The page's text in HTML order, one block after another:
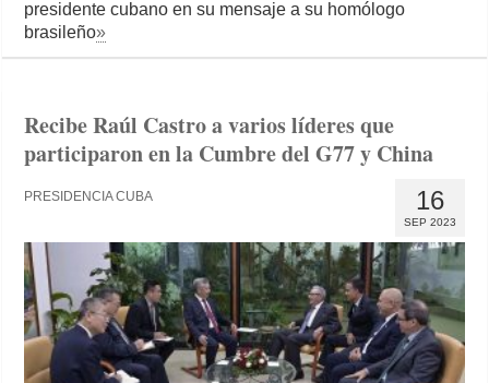
presidente cubano en su mensaje a su homólogo
brasileño»
Recibe Raúl Castro a varios líderes que
participaron en la Cumbre del G77 y China
16
SEP 2023
PRESIDENCIA CUBA